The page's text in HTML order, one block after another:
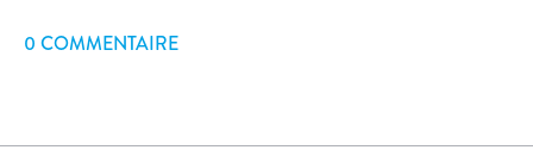
0 COMMENTAIRE